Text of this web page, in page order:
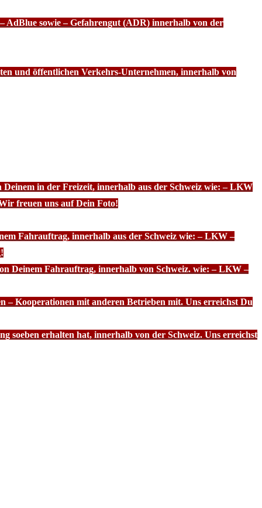
AdBlue sowie – Gefahrengut (ADR) innerhalb von der
und öffentlichen Verkehrs-Unternehmen, innerhalb von
in der Freizeit, innerhalb aus der Schweiz wie: – LKW
freuen uns auf Dein Foto!
Fahrauftrag, innerhalb aus der Schweiz wie: – LKW –
Deinem Fahrauftrag, innerhalb von Schweiz. wie: – LKW –
– Kooperationen mit anderen Betrieben mit. Uns erreichst Du
soeben erhalten hat, innerhalb von der Schweiz. Uns erreichst